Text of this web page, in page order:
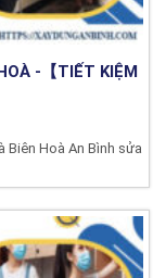
-【TIẾT KIỆM
Biên Hoà An Bình sửa